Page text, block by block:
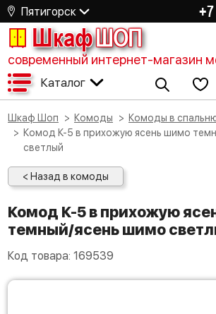
Пятигорск
ШкафШОП
современный интернет-магазин
Каталог
Шкаф Шоп Комоды
Комоды в
Комод К-5 в прихожую ясень шимо темный/ясень шимо
светлый
< Назад в комоды
Комод К-5 в прихожую ясень шимо
темный/ясень шимо
Код товара: 169539